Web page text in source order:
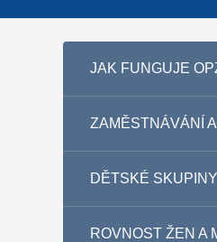
JAK FUNGUJE
ZAMĚSTNÁVÁNÍ
DĚTSKÉ SKUPINY
ROVNOST ŽEN A